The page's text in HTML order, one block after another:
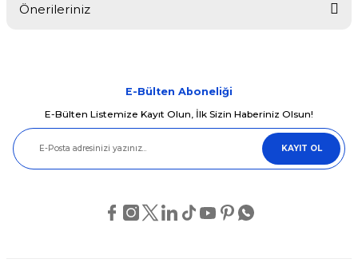
Önerileriniz
Görüş ve önerileriniz için teşekkür ederiz.
Ürün resmi kalitesiz, bozuk veya görüntülenemiyor.
Ürün açıklamasında eksik bilgiler bulunuyor.
Bu ürüne benzer farklı alternatifler olmalı.
E-Bülten Aboneliği
E-Bülten Listemize Kayıt Olun, İlk Sizin Haberiniz Olsun!
KAYIT OL